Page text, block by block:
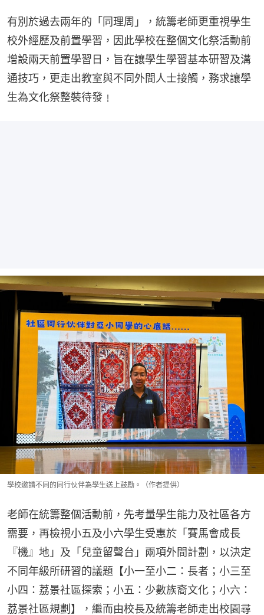
有別於過去兩年的「同理周」，統籌老師更重視學生
校外經歷及前置學習，因此學校在整個文化祭活動前
增設兩天前置學習日，旨在讓學生學習基本研習及溝
通技巧，更走出教室與不同外間人士接觸，務求讓學
生為文化祭整裝待發﹗
學校邀請不同的同行伙伴為學生送上鼓勵。（作者提供）
老師在統籌整個活動前，先考量學生能力及社區各方
需要，再檢視小五及小六學生受惠於「賽馬會成長
『機』地」及「兒童留聲台」兩項外間計劃，以決定
不同年級所研習的議題【小一至小二：長者；小三至
小四：荔景社區探索；小五：少數族裔文化；小六：
荔景社區規劃】，繼而由校長及統籌老師走出校園尋